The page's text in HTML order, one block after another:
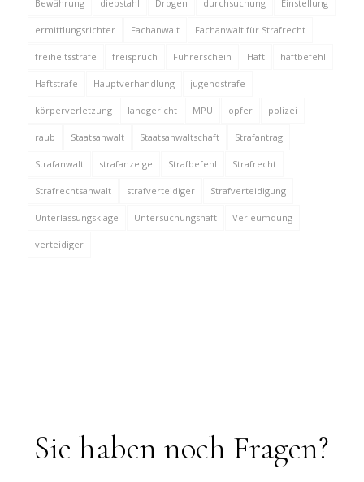
Bewährung diebstahl Drogen durchsuchung Einstellung
ermittlungsrichter Fachanwalt Fachanwalt für Strafrecht
freiheitsstrafe freispruch Führerschein Haft haftbefehl
Haftstrafe Hauptverhandlung jugendstrafe
körperverletzung landgericht MPU opfer polizei
raub Staatsanwalt Staatsanwaltschaft Strafantrag
Strafanwalt strafanzeige Strafbefehl Strafrecht
Strafrechtsanwalt strafverteidiger Strafverteidigung
Unterlassungsklage Untersuchungshaft Verleumdung
verteidiger
Sie haben noch Fragen?